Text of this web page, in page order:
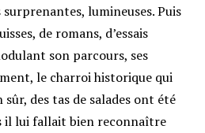
lumineuses. Puis
de romans, d’essais
son parcours, ses
le charroi historique qui
des tas de salades ont été
il lui fallait bien reconnaître